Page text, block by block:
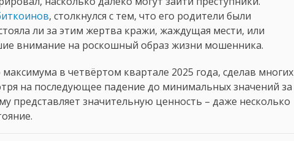
, столкнулся с тем, что его родители были
ли за этим жертва кражи, жаждущая мести, или
внимание на роскошный образ жизни мошенника.
в четвёртом квартале 2025 года, сделав многих
на последующее падение до минимальных значений за
представляет значительную ценность – даже несколько